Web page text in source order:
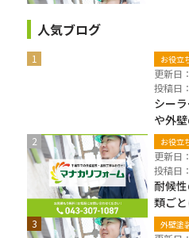
人気ブログ
お役立
更新日
投稿日
シー
や外
いも
お役立
更新日
投稿日
耐候
類ご
外壁塗